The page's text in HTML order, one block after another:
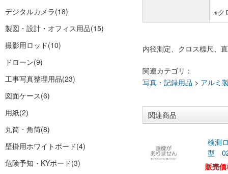
デジタルカメラ(18)
製図・設計・オフィス用品(15)
撮影用ロッド(10)
ドローン(9)
工事写真整理用品(23)
図面ケース(6)
用紙(2)
丸筒・角筒(8)
壁掛用ホワイトボード(4)
危険予知・KYボード(3)
※ク
内径測定、クロス標尺、
関連カテゴリ：
写真・記録用品 > アルミ
関連商品
検測
型
販売